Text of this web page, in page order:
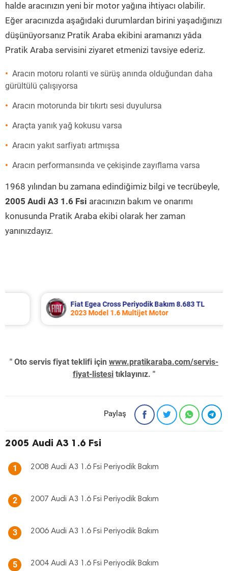
halde aracınızın yeni bir motor yağına ihtiyacı olabilir.
Eğer aracınızda aşağıdaki durumlardan birini yaşadığınızı
düşünüyorsanız Pratik Araba ekibini aramanızı yâda
Pratik Araba servisini ziyaret etmenizi tavsiye ederiz.
Aracın motoru rolanti ve sürüş anında olduğundan daha
gürültülü çalışıyorsa
Aracın motorunda bir tıkırtı sesi duyulursa
Araçta yanık yağ kokusu varsa
Aracın yakıt sarfiyatı artmışsa
Aracın performansında ve çekişinde zayıflama varsa
1968 yılından bu zamana edindiğimiz bilgi ve tecrübeyle,
2005 Audi A3 1.6 Fsi aracınızın bakım ve onarımı
konusunda Pratik Araba ekibi olarak her zaman
yanınızdayız.
Fiat Egea Cross Periyodik Bakım 8.683 TL
2023 Model 1.6 Multijet Motor
" Oto servis fiyat teklifi için www.pratikaraba.com/servis-
fiyat-listesi tıklayınız. "
Paylaş
2005 Audi A3 1.6 Fsi
1 2008 Audi A3 1.6 Fsi Periyodik Bakım
2 2007 Audi A3 1.6 Fsi Periyodik Bakım
3 2006 Audi A3 1.6 Fsi Periyodik Bakım
5 2004 Audi A3 1.6 Fsi Periyodik Bakım